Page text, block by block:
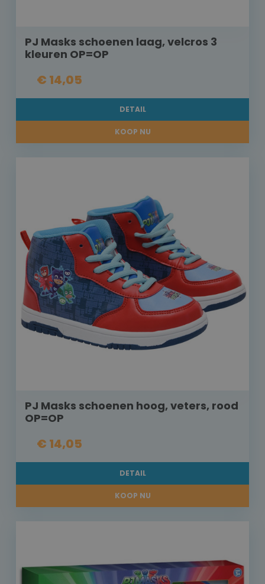
PJ Masks schoenen laag, velcros 3
kleuren OP=OP
€ 14,05
DETAIL
KOOP NU
PJ Masks schoenen hoog, veters, rood
OP=OP
€ 14,05
DETAIL
KOOP NU